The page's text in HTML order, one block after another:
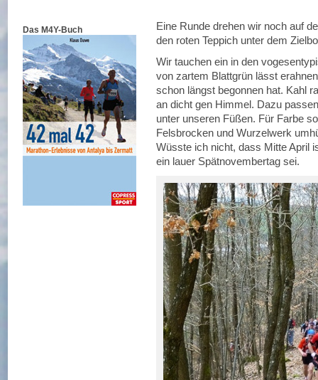
Das M4Y-Buch
Eine Runde drehen wir noch auf
den roten Teppich unter dem
Wir tauchen ein in den
von zartem Blattgrün lässt
schon längst begonnen hat. Kahl
an dicht gen Himmel. Dazu
unter unseren Füßen. Für Farbe
Felsbrocken und Wurzelwerk
Wüsste ich nicht, dass Mitte April
ein lauer Spätnovembertag sei.